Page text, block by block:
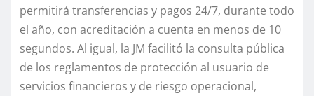
permitirá transferencias y pagos 24/7, durante todo
el año, con acreditación a cuenta en menos de 10
segundos. Al igual, la JM facilitó la consulta pública
de los reglamentos de protección al usuario de
servicios financieros y de riesgo operacional,